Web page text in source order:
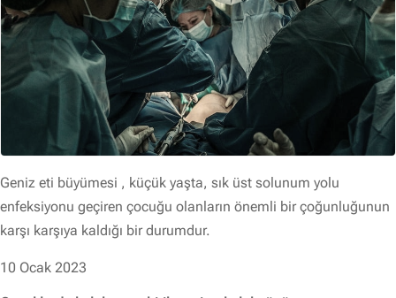
Geniz eti büyümesi , küçük yaşta, sık üst solunum yolu
enfeksiyonu geçiren çocuğu olanların önemli bir çoğunluğunun
karşı karşıya kaldığı bir durumdur.
10 Ocak 2023